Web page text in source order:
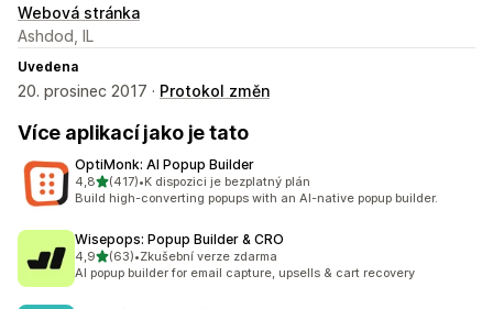
Webová stránka
Ashdod, IL
Uvedena
20. prosinec 2017 · Protokol změn
Více aplikací jako je tato
OptiMonk: AI Popup Builder
4,8z 5 hvězd
(417)
Celkový počet recenzí: 417
•K dispozici je bezplatný plán
Build high-converting popups with an AI-native popup builder.
Wisepops: Popup Builder & CRO
4,9z 5 hvězd
(63)
Celkový počet recenzí: 63
•Zkušební verze zdarma
AI popup builder for email capture, upsells & cart recovery